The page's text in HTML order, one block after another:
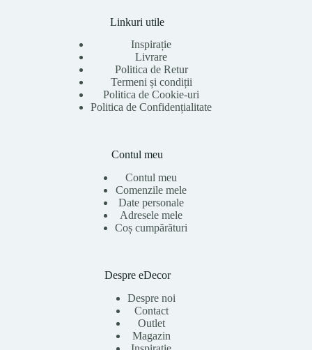
Linkuri utile
Inspirație
Livrare
Politica de Retur
Termeni și condiții
Politica de Cookie-uri
Politica de Confidențialitate
Contul meu
Contul meu
Comenzile mele
Date personale
Adresele mele
Coș cumpărături
Despre eDecor
Despre noi
Contact
Outlet
Magazin